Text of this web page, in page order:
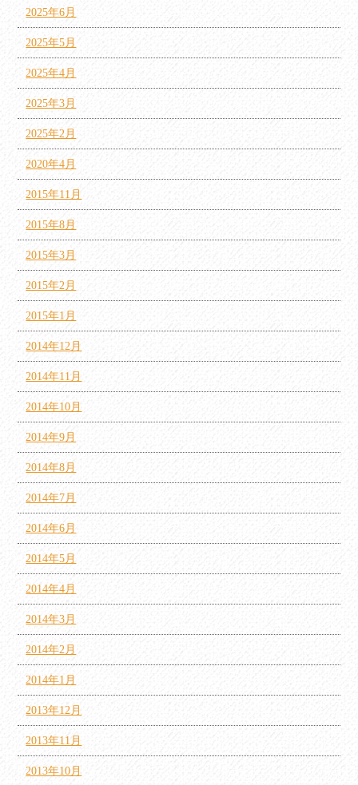
2025年6月
2025年5月
2025年4月
2025年3月
2025年2月
2020年4月
2015年11月
2015年8月
2015年3月
2015年2月
2015年1月
2014年12月
2014年11月
2014年10月
2014年9月
2014年8月
2014年7月
2014年6月
2014年5月
2014年4月
2014年3月
2014年2月
2014年1月
2013年12月
2013年11月
2013年10月